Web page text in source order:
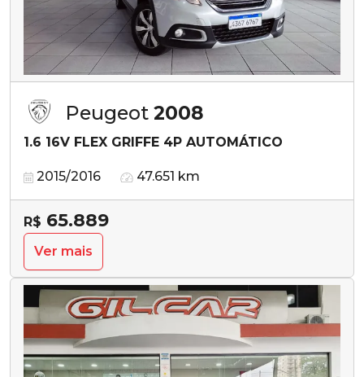
Peugeot 2008
1.6 16V FLEX GRIFFE 4P AUTOMÁTICO
2015/2016 47.651 km
R$ 65.889
Ver mais